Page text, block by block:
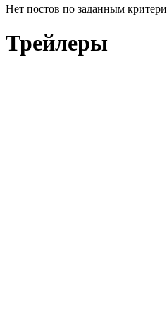
Нет постов по заданным
Трейлеры